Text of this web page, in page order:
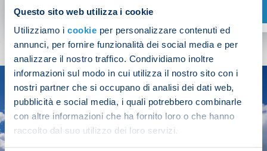
Questo sito web utilizza i cookie
Utilizziamo i cookie per personalizzare contenuti ed
annunci, per fornire funzionalità dei social media e per
analizzare il nostro traffico. Condividiamo inoltre
informazioni sul modo in cui utilizza il nostro sito con i
nostri partner che si occupano di analisi dei dati web,
pubblicità e social media, i quali potrebbero combinarle
con altre informazioni che ha fornito loro o che hanno
raccolto dal suo utilizzo dei loro servizi.
SHOP NOW
SEASON
2025/26